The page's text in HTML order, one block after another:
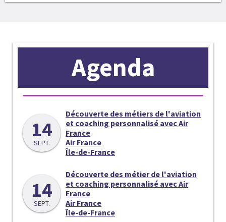
Agenda
14
SEPT.
Découverte des métiers de l'aviation
et coaching personnalisé avec Air
France
Air France
Île-de-France
14
SEPT.
Découverte des métier de l'aviation
et coaching personnalisé avec Air
France
Air France
Île-de-France